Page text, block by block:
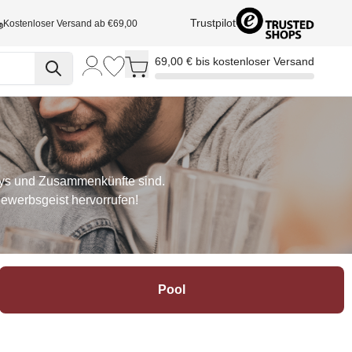
Kostenloser Versand ab €69,00 Trustpilot
Toggle minicart, Cart is empty
69,00 € bis kostenloser Versand
und Zusammenkünfte sind.
hervorrufen!
Pool